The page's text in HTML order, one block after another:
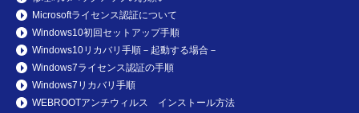
Microsoftライセンス認証について
Windows10初回セットアップ手順
Windows10リカバリ手順－起動する場合－
Windows7ライセンス認証の手順
Windows7リカバリ手順
WEBROOTアンチウィルス インストール方法